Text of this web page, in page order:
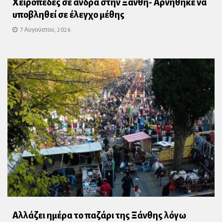
Χειροπέδες σε άνδρα στην Ξάνθη- Αρνήθηκε να
υποβληθεί σε έλεγχο μέθης
7 Αυγούστου, 2026
Αλλάζει ημέρα το παζάρι της Ξάνθης λόγω